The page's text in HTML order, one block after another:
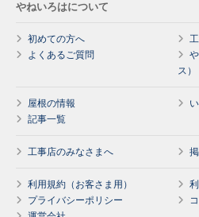
やねいろはについて
初めての方へ
よくあるご質問
ス）
屋根の情報
記事一覧
工事店のみなさまへ
利用規約（お客さま用）
プライバシーポリシー